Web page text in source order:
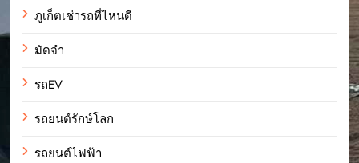
ภูเก็ตเช่ารถที่ไหนดี
มัดจำ
รถEV
รถยนต์รักษ์โลก
รถยนต์ไฟฟ้า